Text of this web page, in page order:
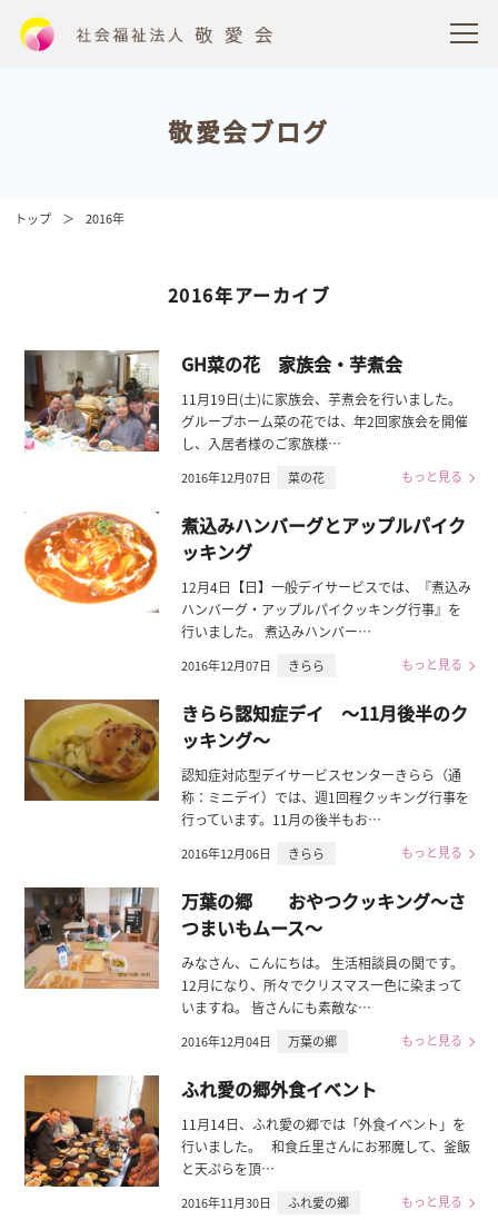
敬愛会ブログ
トップ 2016年
2016年アーカイブ
GH菜の花 家族会・芋煮会
11月19日(土)に家族会、芋煮会を行いました。
グループホーム菜の花では、年2回家族会を開催
し、入居者様のご家族様…
2016年12月07日 菜の花 もっと見る
煮込みハンバーグとアップルパイク
ッキング
12月4日【日】一般デイサービスでは、『煮込み
ハンバーグ・アップルパイクッキング行事』を
行いました。 煮込みハンバー…
2016年12月07日 きらら もっと見る
きらら認知症デイ ～11月後半のク
ッキング～
認知症対応型デイサービスセンターきらら（通
称：ミニデイ）では、週1回程クッキング行事を
行っています。11月の後半もお…
2016年12月06日 きらら もっと見る
万葉の郷 おやつクッキング～さ
つまいもムース～
みなさん、こんにちは。 生活相談員の関です。
12月になり、所々でクリスマス一色に染まって
いますね。 皆さんにも素敵な…
2016年12月04日 万葉の郷 もっと見る
ふれ愛の郷外食イベント
11月14日、ふれ愛の郷では「外食イベント」を
行いました。 和食丘里さんにお邪魔して、釜飯
と天ぷらを頂…
2016年11月30日 ふれ愛の郷 もっと見る